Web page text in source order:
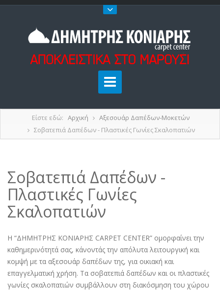
Είστε εδώ: Αρχική
Αξεσουάρ Δαπέδων-Μοκετών
Σοβατεπιά Δαπέδων - Πλαστικές Γωνίες Σκαλοπατιών
Σοβατεπιά Δαπέδων -
Πλαστικές Γωνίες
Σκαλοπατιών
Η “ΔΗΜΗΤΡΗΣ ΚΟΝΙΑΡΗΣ CARPET CENTER” ομορφαίνει την
καθημερινότητά σας, κάνοντάς την απόλυτα λειτουργική και
κομψή με τα αξεσουάρ δαπέδων της, για οικιακή και
επαγγελματική χρήση. Τα σοβατεπιά δαπέδων και οι πλαστικές
γωνίες σκαλοπατιών συμβάλλουν στη διακόσμηση του χώρου